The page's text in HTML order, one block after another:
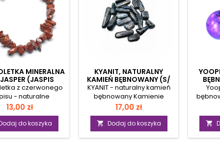
MINERALNA
(JASPIS
z czerwonego
- naturalne
Wyrazista i pełna
bransoletka
z naturalnego
jaspisu. Jej
kolorystyka
Cena
13,00 zł
do koszyka
KYANIT, NATURALNY
KAMIEŃ BĘBNOWANY (S/
1,5 ~ 2,5 CM)
KYANIT - naturalny kamień
bębnowany Kamienie
zostały poddane procesowi
bębnowania, oszlifowane
za pomocą proszków
ściernych oraz polerskich.
Każdy kamień ma swój
Cena
17,00 zł
 Dodaj do koszyka
cm
